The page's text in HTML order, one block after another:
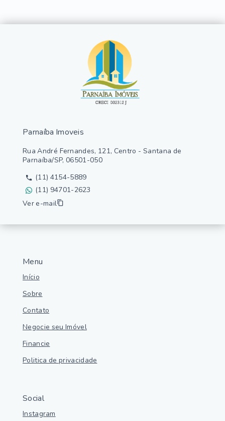
Menu
Início
Sobre
Contato
Negocie seu Imóvel
Financie
Politica de privacidade
Social
Instagram
Parnaíba Imoveis
Rua André Fernandes, 121, Centro - Santana de
Parnaíba/SP, 06501-050
(11) 4154-5889
(11) 94701-2623
Ver e-mail